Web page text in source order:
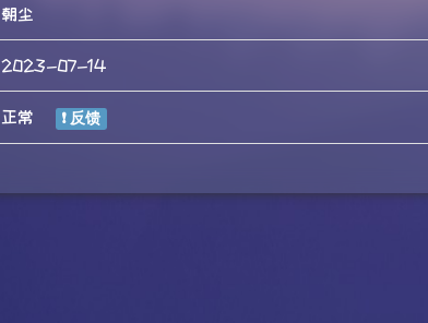
朝尘
2023-07-14
正常